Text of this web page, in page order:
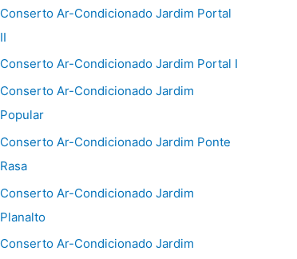
Conserto Ar-Condicionado Jardim Portal
II
Conserto Ar-Condicionado Jardim Portal I
Conserto Ar-Condicionado Jardim
Popular
Conserto Ar-Condicionado Jardim Ponte
Rasa
Conserto Ar-Condicionado Jardim
Planalto
Conserto Ar-Condicionado Jardim